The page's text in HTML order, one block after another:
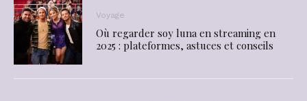
Voyage
Où regarder soy luna en streaming en
2025 : plateformes, astuces et conseils